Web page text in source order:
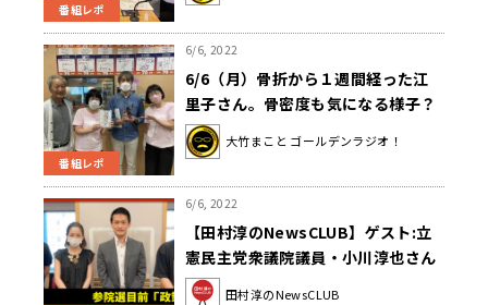
番組レポ
番組レポ
6/6, 2022
6/6（月）骨折から１週間経った江
里子さん。骨密度も気になる様子？
大竹まこと ゴールデンラジオ！
6/6, 2022
【田村淳のNewsCLUB】ゲスト:立
憲民主党衆議院議員・小川淳也さん
（2022年6月4日前半）
田村淳のNewsCLUB